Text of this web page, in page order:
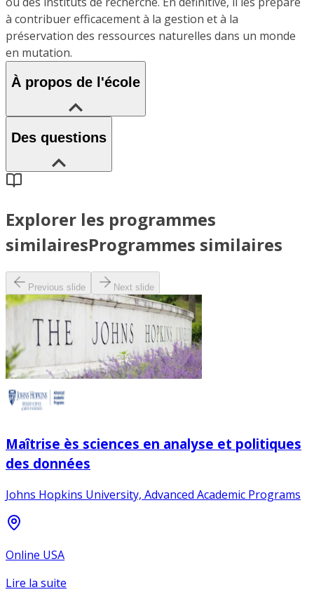
à contribuer efficacement à la gestion et à la
préservation des ressources naturelles dans un monde
en mutation.
À propos de l'école
Des questions
Explorer les programmes
similairesProgrammes similaires
Previous slide Next slide
Maîtrise ès sciences en analyse et politiques
des données
Johns Hopkins University, Advanced Academic Programs
Online USA
Lire la suite